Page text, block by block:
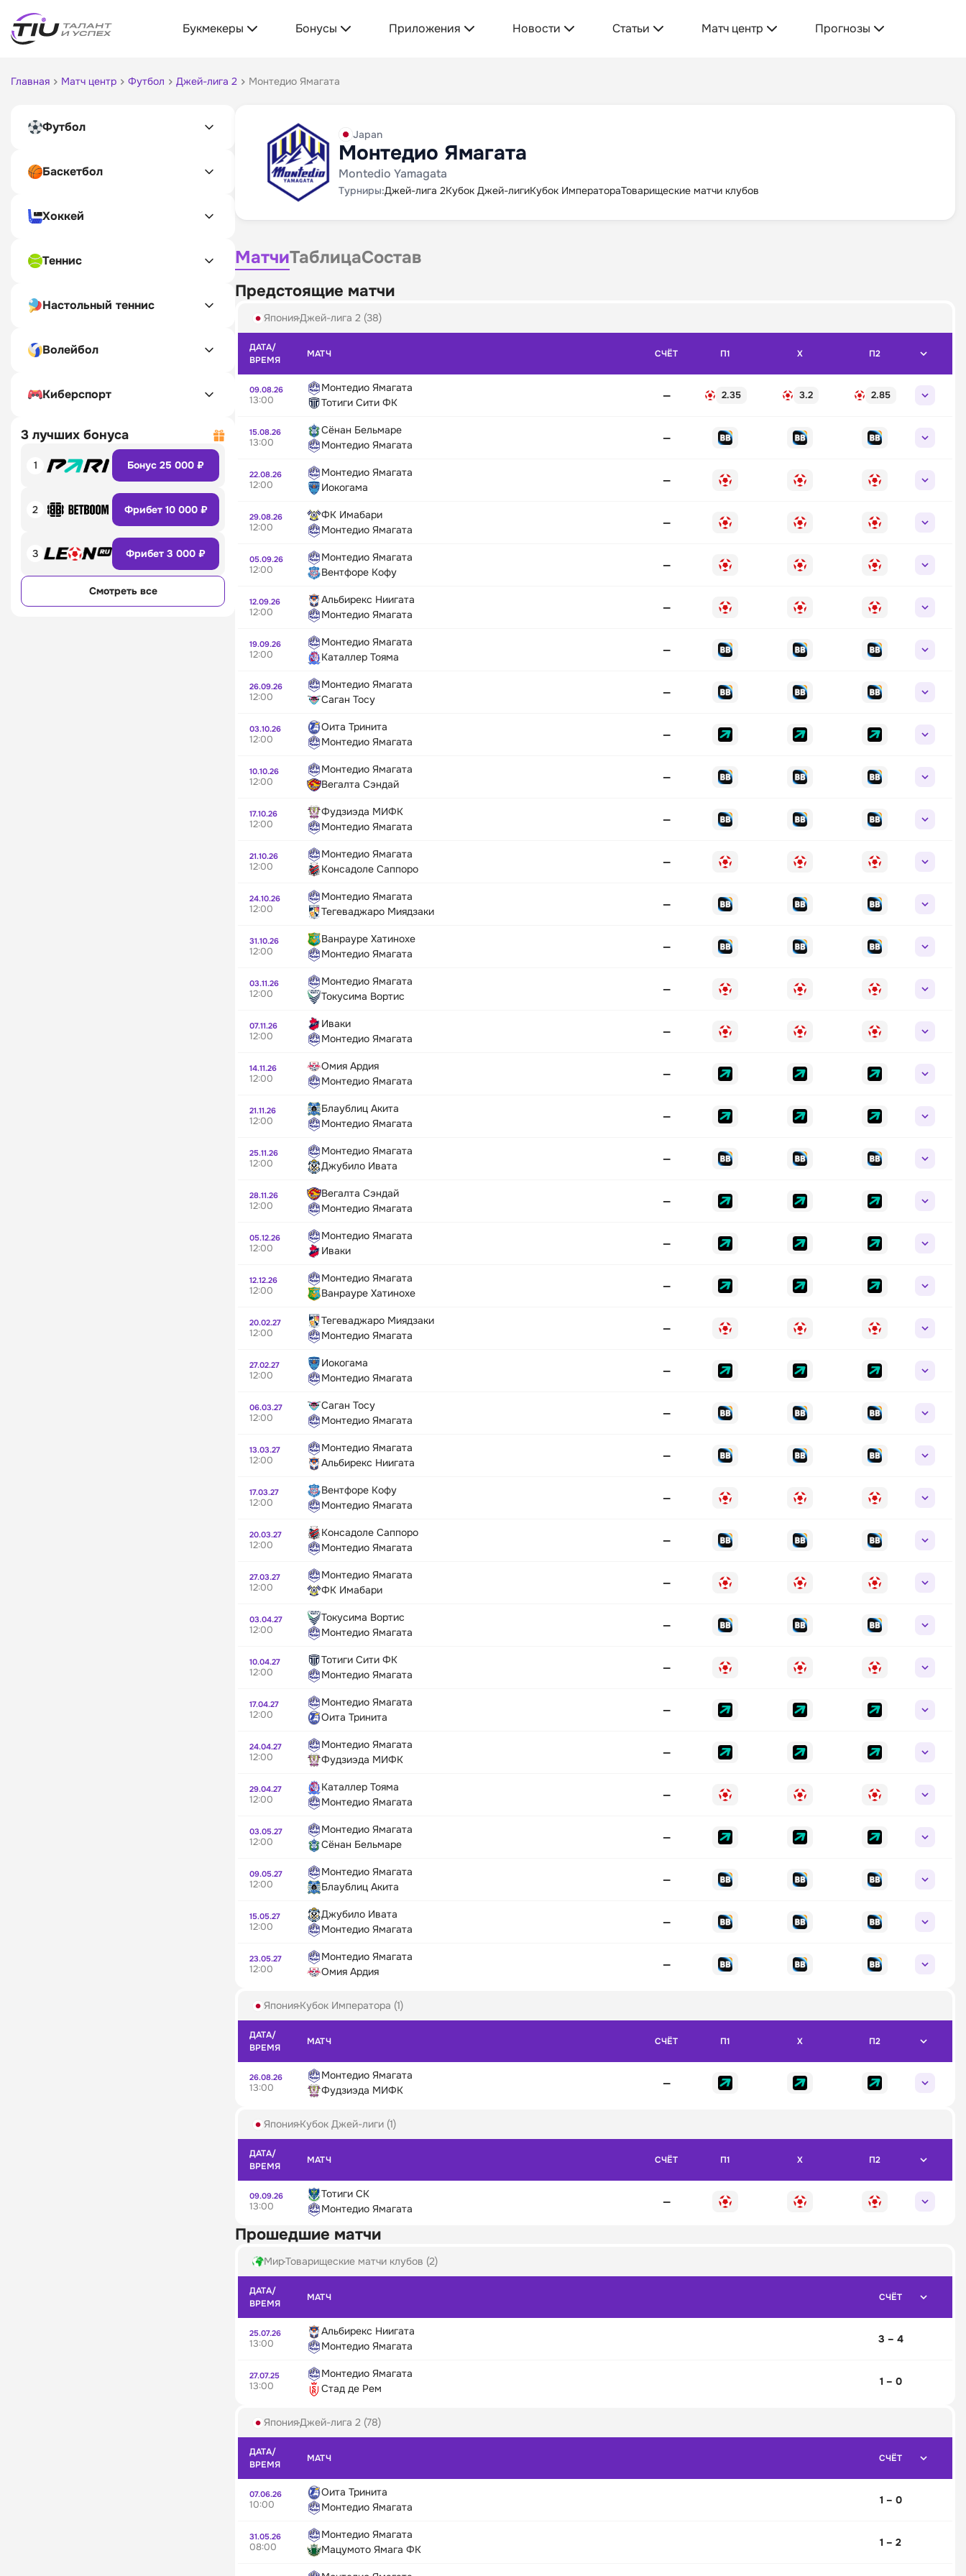
Букмекеры Бонусы Приложения Новости Статьи Матч центр Прогнозы
Главная Матч центр Футбол Джей-лига 2 Монтедио Ямагата
Футбол
Баскетбол
Хоккей
Теннис
Настольный теннис
Волейбол
Киберспорт
3 лучших бонуса
1 Бонус 25 000 ₽
2 Фрибет 10 000 ₽
3 Фрибет 3 000 ₽
Смотреть все
Japan
Монтедио Ямагата
Montedio Yamagata
Турниры:Джей-лига 2Кубок Джей-лигиКубок ИмператораТоварищеские матчи клубов
МатчиТаблицаСостав
Предстоящие матчи
ЯпонияДжей-лига 2 (38)
ДАТА/
ВРЕМЯ
МАТЧ СЧЁТ П1 X П2
09.08.26
13:00
Монтедио Ямагата
Тотиги Сити ФК
— 2.35 3.2 2.85
15.08.26
13:00
Сёнан Бельмаре
Монтедио Ямагата
—
22.08.26
12:00
Монтедио Ямагата
Иокогама
—
29.08.26
12:00
ФК Имабари
Монтедио Ямагата
—
05.09.26
12:00
Монтедио Ямагата
Вентфоре Кофу
—
12.09.26
12:00
Альбирекс Ниигата
Монтедио Ямагата
—
19.09.26
12:00
Монтедио Ямагата
Каталлер Тояма
—
26.09.26
12:00
Монтедио Ямагата
Саган Тосу
—
03.10.26
12:00
Оита Тринита
Монтедио Ямагата
—
10.10.26
12:00
Монтедио Ямагата
Вегалта Сэндай
—
17.10.26
12:00
Фудзиэда МИФК
Монтедио Ямагата
—
21.10.26
12:00
Монтедио Ямагата
Консадоле Саппоро
—
24.10.26
12:00
Монтедио Ямагата
Тегеваджаро Миядзаки
—
31.10.26
12:00
Ванрауре Хатинохе
Монтедио Ямагата
—
03.11.26
12:00
Монтедио Ямагата
Токусима Вортис
—
07.11.26
12:00
Иваки
Монтедио Ямагата
—
14.11.26
12:00
Омия Ардия
Монтедио Ямагата
—
21.11.26
12:00
Блаублиц Акита
Монтедио Ямагата
—
25.11.26
12:00
Монтедио Ямагата
Джубило Ивата
—
28.11.26
12:00
Вегалта Сэндай
Монтедио Ямагата
—
05.12.26
12:00
Монтедио Ямагата
Иваки
—
12.12.26
12:00
Монтедио Ямагата
Ванрауре Хатинохе
—
20.02.27
12:00
Тегеваджаро Миядзаки
Монтедио Ямагата
—
27.02.27
12:00
Иокогама
Монтедио Ямагата
—
06.03.27
12:00
Саган Тосу
Монтедио Ямагата
—
13.03.27
12:00
Монтедио Ямагата
Альбирекс Ниигата
—
17.03.27
12:00
Вентфоре Кофу
Монтедио Ямагата
—
20.03.27
12:00
Консадоле Саппоро
Монтедио Ямагата
—
27.03.27
12:00
Монтедио Ямагата
ФК Имабари
—
03.04.27
12:00
Токусима Вортис
Монтедио Ямагата
—
10.04.27
12:00
Тотиги Сити ФК
Монтедио Ямагата
—
17.04.27
12:00
Монтедио Ямагата
Оита Тринита
—
24.04.27
12:00
Монтедио Ямагата
Фудзиэда МИФК
—
29.04.27
12:00
Каталлер Тояма
Монтедио Ямагата
—
03.05.27
12:00
Монтедио Ямагата
Сёнан Бельмаре
—
09.05.27
12:00
Монтедио Ямагата
Блаублиц Акита
—
15.05.27
12:00
Джубило Ивата
Монтедио Ямагата
—
23.05.27
12:00
Монтедио Ямагата
Омия Ардия
—
ЯпонияКубок Императора (1)
ДАТА/
ВРЕМЯ
МАТЧ СЧЁТ П1 X П2
26.08.26
13:00
Монтедио Ямагата
Фудзиэда МИФК
—
ЯпонияКубок Джей-лиги (1)
ДАТА/
ВРЕМЯ
МАТЧ СЧЁТ П1 X П2
09.09.26
13:00
Тотиги СК
Монтедио Ямагата
—
Прошедшие матчи
МирТоварищеские матчи клубов (2)
ДАТА/
ВРЕМЯ
МАТЧ СЧЁТ
25.07.26
13:00
Альбирекс Ниигата
Монтедио Ямагата
3 – 4
27.07.25
13:00
Монтедио Ямагата
Стад де Рем
1 – 0
ЯпонияДжей-лига 2 (78)
ДАТА/
ВРЕМЯ
МАТЧ СЧЁТ
07.06.26
10:00
Оита Тринита
Монтедио Ямагата
1 – 0
31.05.26
08:00
Монтедио Ямагата
Мацумото Ямага ФК
1 – 2